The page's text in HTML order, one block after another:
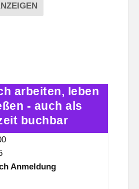
arbeiten, leben
- auch als
buchbar
Anmeldung